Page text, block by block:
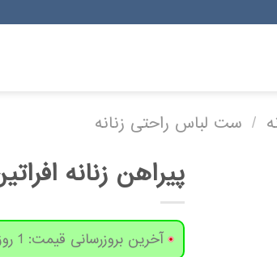
/ ست لباس راحتی زنانه
پیراهن زنانه
آخرین بروزرسانی قیمت: 1 روز پیش